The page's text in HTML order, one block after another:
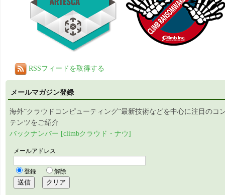
RSSフィードを取得する
メールマガジン登録
海外”クラウドコンピューティング”最新技術などを中心に注目のコ
テンツをご紹介
バックナンバー [climbクラウド・ナウ]